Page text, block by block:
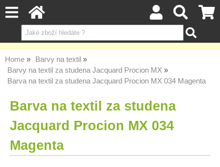
Home
Barvy na textil
Barvy na textil za studena Jacquard Procion MX
Barva na textil za studena Jacquard Procion MX 034 Magenta
Barva na textil za studena
Jacquard Procion MX 034
Magenta